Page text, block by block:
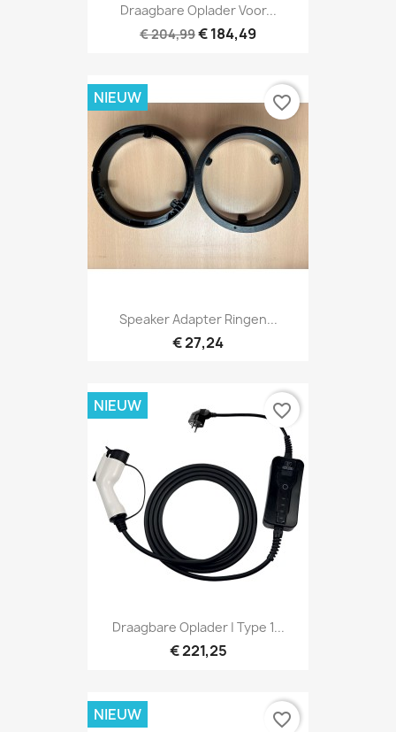
Draagbare Oplader Voor...
€ 204,99€ 184,49
Speaker Adapter Ringen...
€ 27,24
NIEUW favorite_border
Draagbare Oplader | Type 1...
€ 221,25
NIEUW favorite_border
NIEUW favorite_border